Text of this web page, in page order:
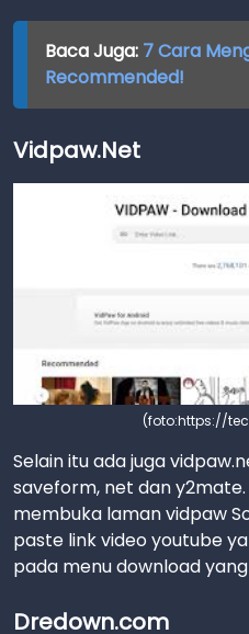
Baca Juga: 7 Cara
Recommended!
Vidpaw.Net
(foto:https://
Selain itu ada juga
saveform, net dan
membuka laman vidpaw
paste link video youtube
pada menu download
Dredown.com